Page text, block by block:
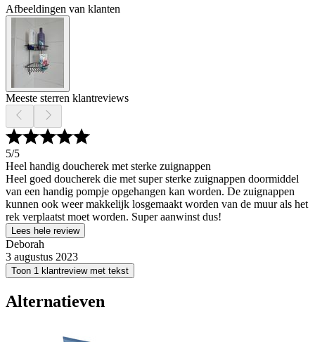
Afbeeldingen van klanten
Meeste sterren klantreviews
5/5
Heel handig doucherek met sterke zuignappen
Heel goed doucherek die met super sterke zuignappen doormiddel
van een handig pompje opgehangen kan worden. De zuignappen
kunnen ook weer makkelijk losgemaakt worden van de muur als het
rek verplaatst moet worden. Super aanwinst dus!
Lees hele review
Deborah
3 augustus 2023
Toon 1 klantreview met tekst
Alternatieven